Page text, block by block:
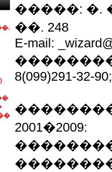
�����: �.
��. 248
E-mail:
8(099)291-32-
2001�2009: